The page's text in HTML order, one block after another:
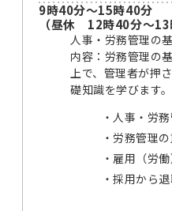
9時40分～15時40分
（昼休 12時40分～13
人事・労務管理の
内容：労務管理の
上で、管理者が押
礎知識を学びます。
人事・労
労務管理
雇用（労
採用から